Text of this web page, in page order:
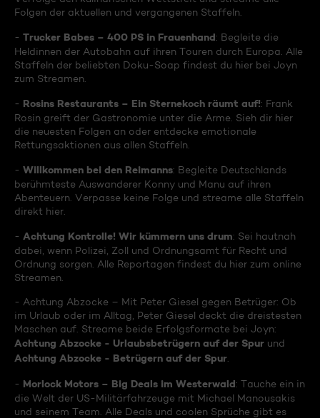
Folgen der aktuellen und vergangenen Staffeln.
- Trucker Babes – 400 PS in Frauenhand: Begleite die
Heldinnen der Autobahn auf ihren Touren durch Europa. Alle
Staffeln der beliebten Doku-Soap findest du hier bei Joyn
zum Streamen.
- Rosins Restaurants – Ein Sternekoch räumt auf!: Frank
Rosin greift der Gastronomie unter die Arme. Sieh dir hier
die neuesten Folgen an oder entdecke emotionale
Rettungsaktionen aus allen Staffeln.
- Willkommen bei den Reimanns: Begleite Deutschlands
berühmteste Auswanderer Konny und Manu auf ihren
Abenteuern. Verpasse keine Folge und streame alle Staffeln
direkt hier.
- Achtung Kontrolle! Wir kümmern uns drum: Sei hautnah
dabei, wenn Polizei, Zoll und Ordnungsamt für Recht und
Ordnung sorgen. Alle Reportagen findest du hier zum online
Streamen.
- Achtung Abzocke – Mit Peter Giesel gegen Betrüger: Ob
im Urlaub oder im Alltag, Peter Giesel deckt die dreistesten
Maschen auf. Streame beide Erfolgsformate bei Joyn:
Achtung Abzocke - Urlaubsbetrügern auf der Spur und
Achtung Abzocke - Betrügern auf der Spur
- Morlock Motors – Big Deals im Westerwald: Tauche ein in
die Welt der US-Militärfahrzeuge mit Michael Manousakis
und seinem Team. Alle Deals und coolen Sprüche gibt es